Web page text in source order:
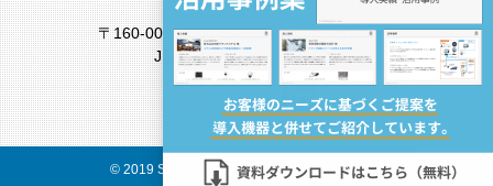
東京支社
〒160-0022 東京都新宿区新宿4丁目1番6号
JR新宿ミライナタワー18F
© 2019 System K Corp. All Rights Reserved.